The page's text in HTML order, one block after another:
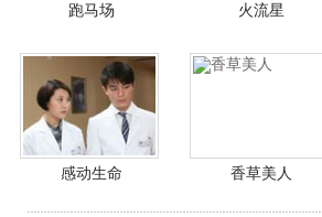
跑马场 火流星
感动生命 香草美人